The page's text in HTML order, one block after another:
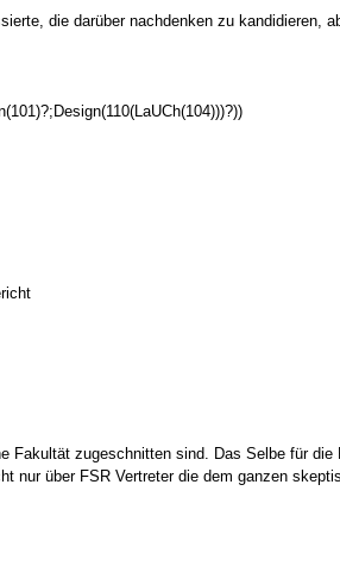
die darüber nachdenken zu kandidieren,
Fakultät zugeschnitten sind. Das Selbe für die
nur über FSR Vertreter die dem ganzen